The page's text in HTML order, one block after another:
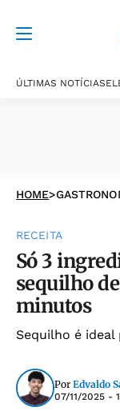
ÚLTIMAS NOTÍCIAS
HOME>
RECEITA
Só 3
sequilho
minutos
Sequilho é
Por Edvaldo
07/11/2025 -